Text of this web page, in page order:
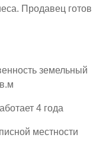
Продавец готов
земельный
4 года
местности